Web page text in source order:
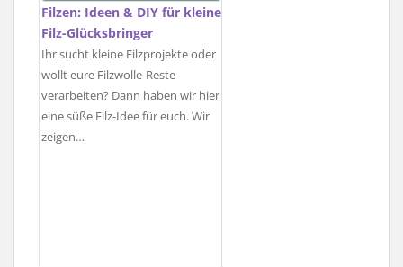
Filzen: Ideen & DIY für kleine
Filz-Glücksbringer
Ihr sucht kleine Filzprojekte oder
wollt eure Filzwolle-Reste
verarbeiten? Dann haben wir hier
eine süße Filz-Idee für euch. Wir
zeigen…